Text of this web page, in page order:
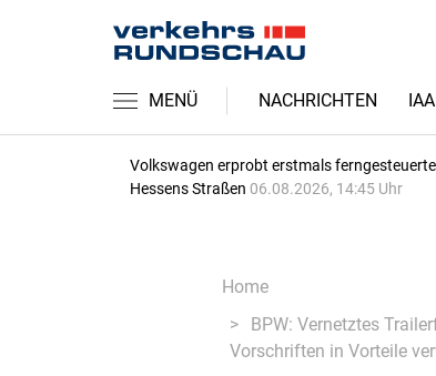
MENÜ NACHRICHTEN
Volkswagen erprobt erstmals
Hessens Straßen 06.08.2026, 14:45 Uhr
Home
BPW: Vernetztes
Vorschriften in Vorteile